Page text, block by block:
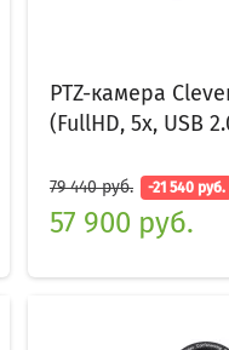
PTZ-камера
(FullHD, 5x, USB
79 440 руб. -21 540 руб.
57 900 руб.